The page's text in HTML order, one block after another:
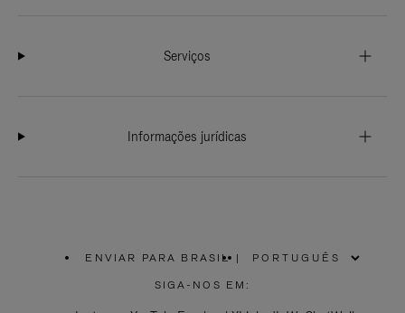
Serviços
Informações jurídicas
ENVIAR PARA BRASIL
POR
FAVOR,
|
SIGA-NOS EM: